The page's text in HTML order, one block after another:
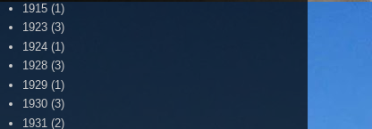
1915 (1)
1923 (3)
1924 (1)
1928 (3)
1929 (1)
1930 (3)
1931 (2)